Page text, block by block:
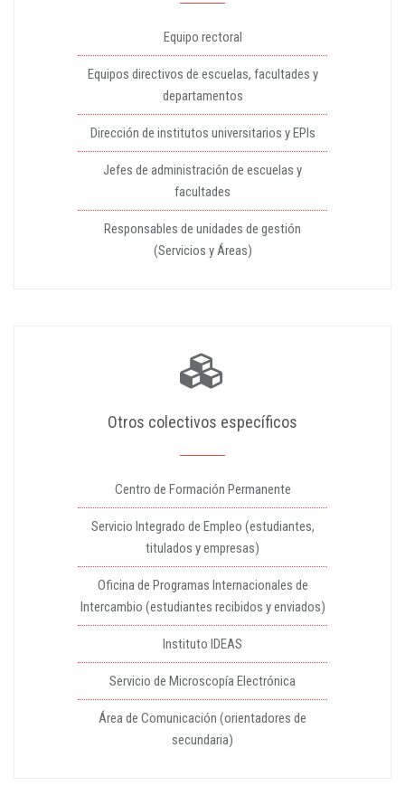
Equipo rectoral
Equipos directivos de escuelas, facultades y
departamentos
Dirección de institutos universitarios y EPIs
Jefes de administración de escuelas y
facultades
Responsables de unidades de gestión
(Servicios y Áreas)
Otros colectivos específicos
Centro de Formación Permanente
Servicio Integrado de Empleo (estudiantes,
titulados y empresas)
Oficina de Programas Internacionales de
Intercambio (estudiantes recibidos y enviados)
Instituto IDEAS
Servicio de Microscopía Electrónica
Área de Comunicación (orientadores de
secundaria)